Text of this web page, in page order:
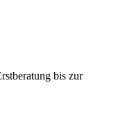
bis zur